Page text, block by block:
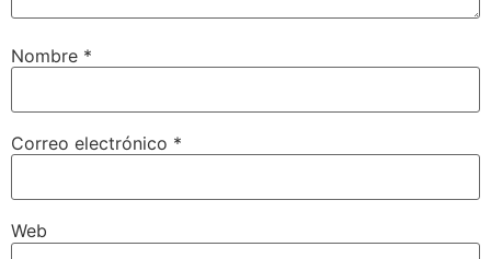
Nombre *
Correo electrónico *
Web